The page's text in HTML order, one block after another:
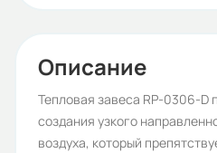
1,5; 3
Бренд:
Hintek
Описание
Тепловая завеса RP-0306-D
создания узкого
воздуха, который